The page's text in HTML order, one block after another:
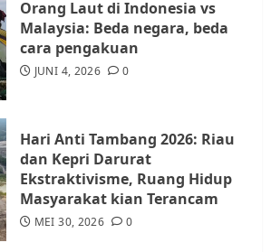
Tim Advokasi Desak BP Batam
Berhenti Merampas Tanah
Orang Laut di Indonesia vs
Malaysia: Beda negara, beda
cara pengakuan
JUNI 4, 2026 0
Hari Anti Tambang 2026: Riau
dan Kepri Darurat
Ekstraktivisme, Ruang Hidup
Masyarakat kian Terancam
MEI 30, 2026 0